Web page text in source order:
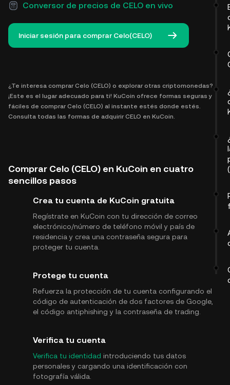
Conversor de precios de CELO en vivo
Iniciar sesión para comprar Celo(CELO)
¿Te interesa comprar Celo (CELO) o explorar otras criptomonedas?
¡Este es el lugar adecuado para ti! KuCoin ofrece formas seguras y
fáciles de comprar Celo (CELO) al instante estés donde estés.
Consulta todas las formas de adquirir CELO en KuCoin.
Comprar Celo (CELO) en KuCoin en cuatro
sencillos pasos
Crea tu cuenta de KuCoin gratuita
Regístrate en KuCoin con tu dirección de correo
electrónico/número de teléfono móvil y país de
residencia y crea una contraseña segura para
proteger tu cuenta.
Protege tu cuenta
Refuerza la protección de tu cuenta configurando el
código de autenticación de dos factores de Google,
el código antiphishing y la contraseña de trading.
Verifica tu cuenta
Verifica tu identidad introduciendo tus datos
personales y cargando una identificación con
fotografía válida.